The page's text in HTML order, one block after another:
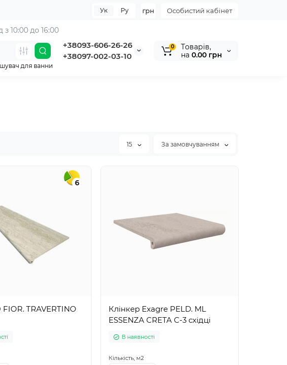
Особистий кабінет
грн
Ук Ру
з 10:00 до 16:00
+38093-606-26-26
+38097-002-03-10
для ванни
0
Tоварів,
на 0.00 грн
15 За замовчуванням
6
TRAVERTINO
Клінкер Exagre PELD. ML
ESSENZA CRETA C-3 східці
В наявності
Кількість, м2